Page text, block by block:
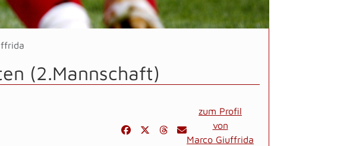
(2.Mannschaft)
zum Profil
von
Marco Giuffrida